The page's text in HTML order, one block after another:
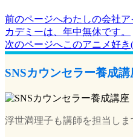
前のページへわたしの会社
カデミーは、年中無休です。
次のページへこのアニメ好き
SNSカウンセラー養成講
浮世満理子も講師を担当しま